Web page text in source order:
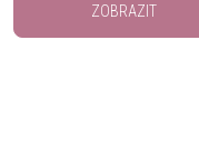
ZOBRAZIT